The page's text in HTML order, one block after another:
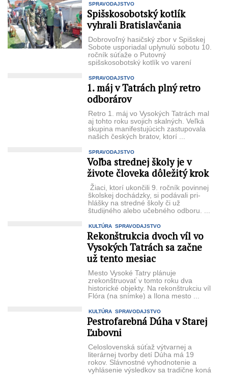
SPRAVODAJSTVO
Spišskosobotský kotlík
vyhrali Bratislavčania
Dobrovoľný hasičský zbor v Spišskej
Sobote usporiadal uplynulú sobotu 10.
ročník súťaže o Putovný
spišskosobotský kotlík vo varení
SPRAVODAJSTVO
1. máj v Tatrách plný retro
odborárov
Retro 1. máj vo Vysokých Tatrách mal
aj tohto roku svojich skalných. Veľká
sku­pina manifestujúcich zastu­povala
našich českých bratov, ktorí ...
SPRAVODAJSTVO
Voľba strednej školy je v
živote človeka dôležitý krok
Žiaci, ktorí ukončili 9. ročník povinnej
školskej do­chádzky, si podávali pri­
hlášky na stredné školy či už
študijného alebo učebného odboru. ...
KULTÚRA SPRAVODAJSTVO
Rekonštrukcia dvoch víl vo
Vysokých Tatrách sa začne
už tento mesiac
Mesto Vysoké Tatry plá­nuje
zrekonštruovať v tomto roku dva
historické objekty. Na rekonštrukciu víl
Flóra (na snímke) a Ilona mesto ...
KULTÚRA SPRAVODAJSTVO
Pestrofarebná Dúha v Starej
Ľubovni
Celoslovenská súťaž vý­tvarnej a
literárnej tvorby detí Dúha má 19
rokov. Slávnost­né vyhodnotenie a
vyhlásenie výsledkov sa tradične koná